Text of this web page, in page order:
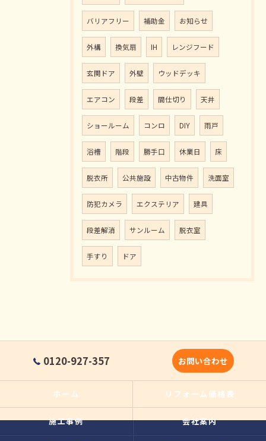
バリアフリー 補助金 お知らせ
外構 換気扇 IH レンジフード
玄関ドア 外壁 ウッドデッキ
エアコン 段差 間仕切り 天井
ショールーム コンロ DIY 雨戸
浴槽 階段 勝手口 休業日 床
脱衣所 公共施設 中古物件 洗面室
防犯カメラ エクステリア 建具
段差解消 サンルーム 脱衣室
手すり ドア
0120-927-357 お問い合わせ
ホーム リフォーム価格表
施工事例 会社案内